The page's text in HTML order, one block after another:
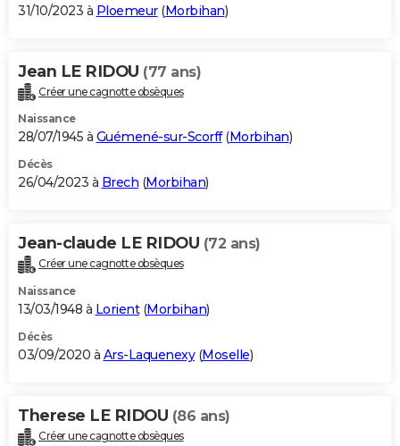
31/10/2023 à Ploemeur(Morbihan)
Jean LE RIDOU (77 ans)
Créer une cagnotte obsèques
Naissance
28/07/1945 à Guémené-sur-Scorff(Morbihan)
Décès
26/04/2023 à Brech (Morbihan)
Jean-claude LE RIDOU (72 ans)
Créer une cagnotte obsèques
Naissance
13/03/1948 à Lorient(Morbihan)
Décès
03/09/2020 à Ars-Laquenexy(Moselle)
Therese LE RIDOU (86 ans)
Créer une cagnotte obsèques